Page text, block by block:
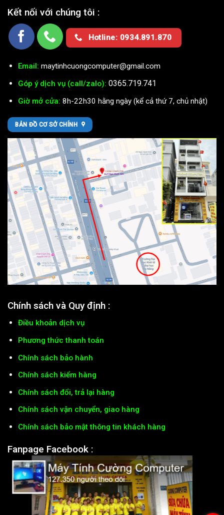
Kết nối với chúng tôi :
Hotline: 0934.891.870
Email: maytinhcuongcomputer@gmail.com
Góp ý dịch vụ (call/zalo): 0365.719.741
Giờ mở cửa: 8h-22h30 hằng ngày (kể cả thứ 7, chủ nhật)
BẢN ĐỒ CƠ SỞ CHÍNH
Chính sách và Quy định :
Điều khoản dịch vụ
Phương thức thanh toán
Chính sách bảo hành
Chính sách kiểm hàng
Chính sách đổi, trả lại hàng
Chính sách vận chuyển, giao hàng
Chính sách bảo mật thông tin khách hàng
Fanpage Facebook :